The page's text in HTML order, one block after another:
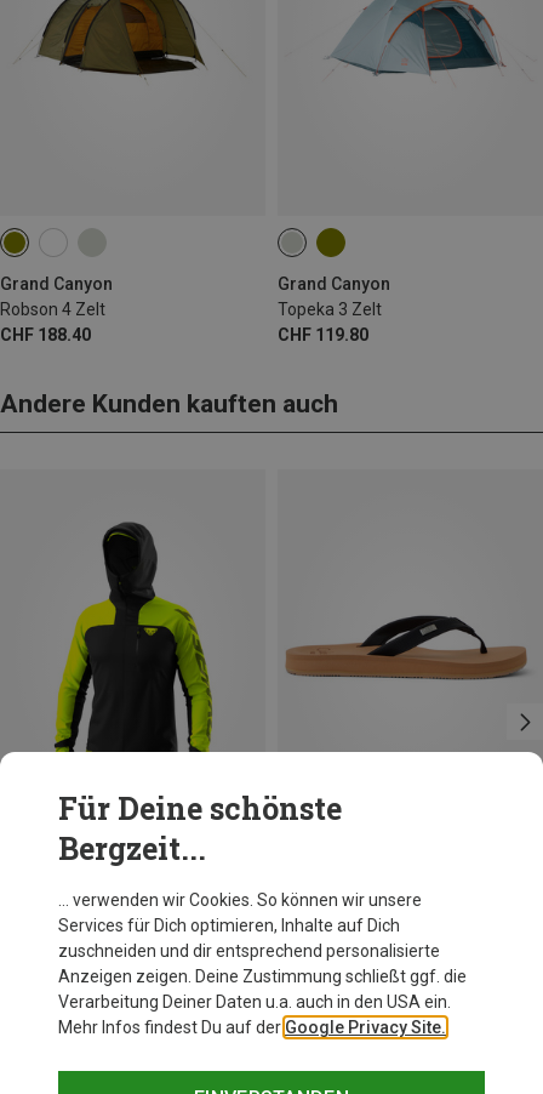
Grand Canyon
Robson 4 Zelt
CHF 188.40
Grand Canyon
Topeka 3 Zelt
CHF 119.80
Andere Kunden kauften auch
Du sparst 41%
Für Deine schönste
Bergzeit...
… verwenden wir Cookies. So können wir unsere
Services für Dich optimieren, Inhalte auf Dich
zuschneiden und dir entsprechend personalisierte
Anzeigen zeigen. Deine Zustimmung schließt ggf. die
Verarbeitung Deiner Daten u.a. auch in den USA ein.
Mehr Infos findest Du auf der Google Privacy Site.